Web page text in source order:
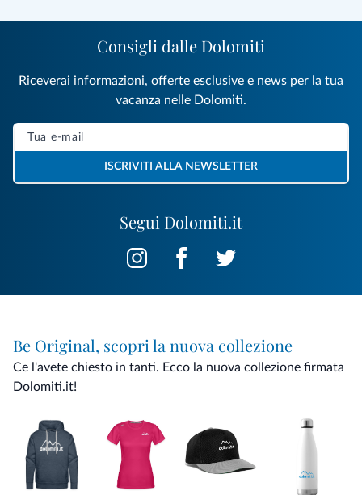
Segui Dolomiti.it
Consigli dalle Dolomiti
Riceverai informazioni, offerte esclusive e news per la tua
vacanza nelle Dolomiti.
ISCRIVITI ALLA NEWSLETTER
Be Original, scopri la nuova collezione
Ce l'avete chiesto in tanti. Ecco la nuova collezione firmata
Dolomiti.it!